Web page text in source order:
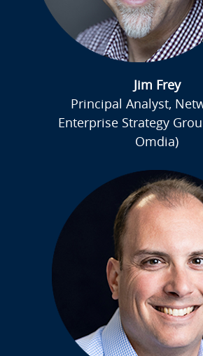
Jim Frey
Principal Analyst,
Enterprise Strategy
Omdia)